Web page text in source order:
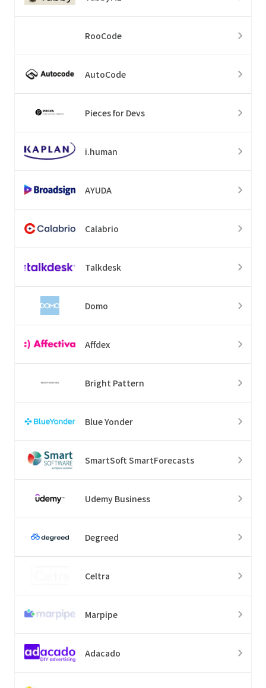
RooCode
AutoCode
Pieces for Devs
i.human
AYUDA
Calabrio
Talkdesk
Domo
Affdex
Bright Pattern
Blue Yonder
SmartSoft SmartForecasts
Udemy Business
Degreed
Celtra
Marpipe
Adacado